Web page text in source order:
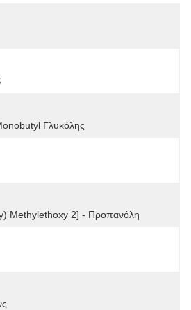
Γλυκόλης
Methylethoxy 2] - Προπανόλη